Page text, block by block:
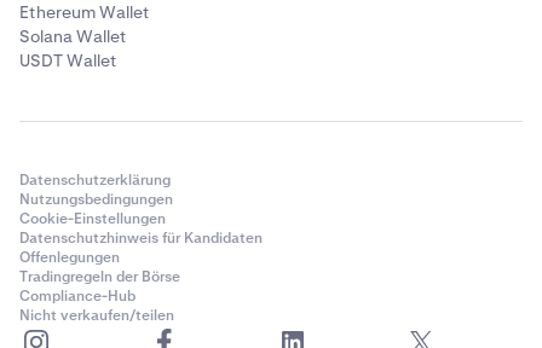
Ethereum Wallet
Solana Wallet
USDT Wallet
Datenschutzerklärung
Nutzungsbedingungen
Cookie-Einstellungen
Datenschutzhinweis für Kandidaten
Offenlegungen
Tradingregeln der Börse
Compliance-Hub
Nicht verkaufen/teilen